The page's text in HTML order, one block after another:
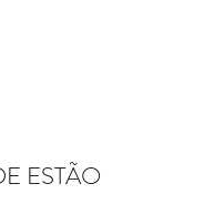
ESTÃO